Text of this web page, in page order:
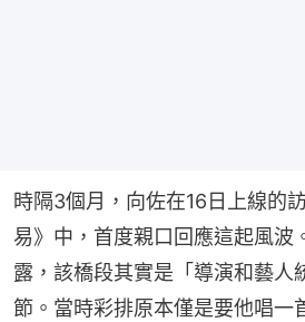
時隔3個月，向佐在16日上線的
易》中，首度親口回應這起風波
露，該橋段其實是「導演和藝人
節。當時彩排原本僅是要他唱一